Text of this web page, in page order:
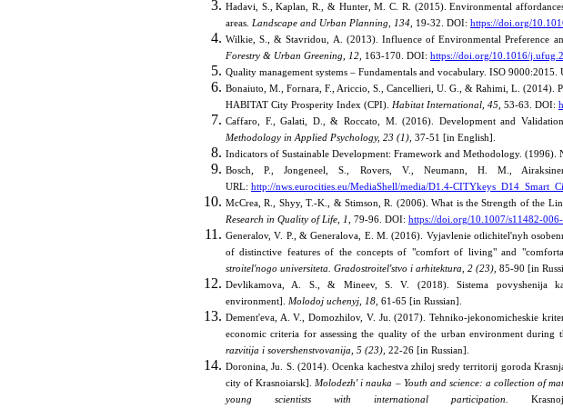
Hadavi, S., Kaplan, R., & Hunter, M. C. R. (2015). Environmental
areas. Landscape and Urban Planning, 134, 19-32. DOI: https://doi.org/
Wilkie, S., & Stavridou, A. (2013). Influence of Environmental Preference
Forestry & Urban Greening,
12, 163-170. DOI: https://doi.org/10.1016/
Quality management systems – Fundamentals and vocabulary. ISO 9000:2015.
Bonaiuto, M., Fornara, F., Ariccio, S., Cancellieri, U. G., & Rahimi, L. (2014).
HABITAT City Prosperity Index (CPI). Habitat International, 45, 53-63. DOI:
Caffaro, F., Galati, D., & Roccato, M. (2016). Development and
Methodology in Applied Psychology, 23 (1), 37-51 [in English].
Indicators of Sustainable Development: Framework and Methodology. (1996).
Bosch, P., Jongeneel, S., Rovers, V., Neumann, H. M.,
URL: http://nws.eurocities.eu/MediaShell/media/D1.4-
McCrea, R., Shyy, T.-K., & Stimson, R. (2006). What is the Strength of the
Research in Quality of Life, 1,
79-96. DOI: https://doi.org/10.1007/s11482-
Generalov, V. P., & Generalova, E. M. (2016). Vyjavlenie otlichitel'nyh
of distinctive features of the concepts of "comfort of living" and
stroitel'nogo universiteta. Gradostroitel'stvo i arhitektura, 2 (23), 85-90 [in
Devlikamova, A. S., & Mineev, S. V. (2018). Sistema povyshenija
environment]. Molodoj uchenyj, 18, 61-65 [in Russian].
Dement'eva, A. V., Domozhilov, V. Ju. (2017). Tehniko-jekonomicheskie
economic criteria for assessing the quality of the urban environment during
razvitija i sovershenstvovanija 5 (23), 22-26 [in Russian].
Doronina, Ju. S. (2014). Ocenka kachestva zhiloj sredy territorij goroda
city of Krasnoiarsk]. Molodezh' i nauka – Youth and science: a collection of
young scientists with international participation.